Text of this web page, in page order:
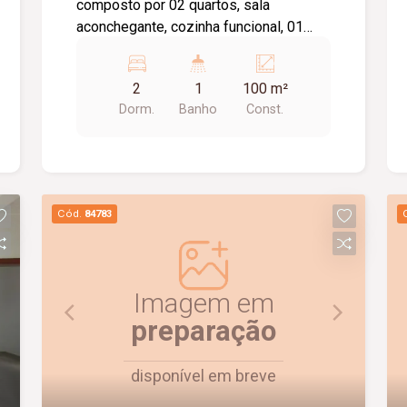
composto por 02 quartos, sala
aconchegante, cozinha funcional, 01
de serviço e 02 vagas de garagem. O
imóvel oferece um ambiente prático e
confortável, sendo uma excelente
2
Dorm.
1
Banho
100 m²
Const.
Cód. 84783
Imagem em
preparação
disponível em breve